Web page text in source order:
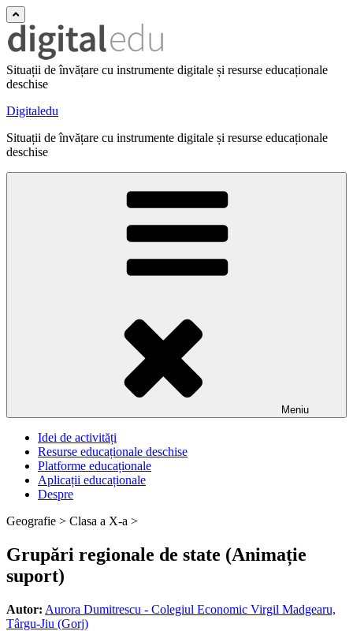
Situații de învățare cu instrumente digitale și resurse educaționale
deschise
Digitaledu
Situații de învățare cu instrumente digitale și resurse educaționale
deschise
Meniu
Idei de activități
Resurse educaționale deschise
Platforme educaționale
Aplicații educaționale
Despre
Geografie > Clasa a X-a >
Grupări regionale de state (Animație
suport)
Autor: Aurora Dumitrescu - Colegiul Economic Virgil Madgearu,
Târgu-Jiu (Gorj)